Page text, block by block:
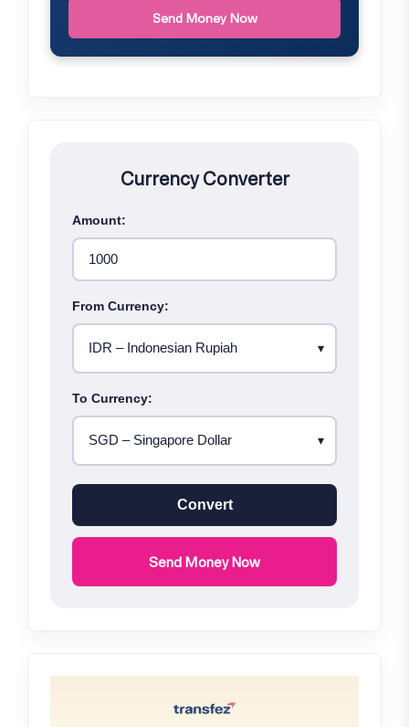
Send Money Now
Currency Converter
Amount:
From Currency:
To Currency:
Convert
Send Money Now